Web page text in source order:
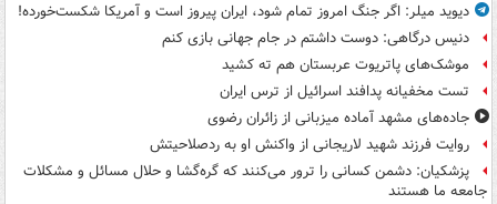
دیوید میلر: اگر جنگ امروز تمام شود، ایران پیروز است و آمریکا شکست‌خورده!
دنیس درگاهی: دوست داشتم در جام جهانی بازی کنم
موشک‌های پاتریوت عربستان هم ته‌ کشید
تست مخفیانه پدافند اسرائیل از ترس ایران
جاده‌های مشهد آماده میزبانی از زائران رضوی
روایت فرزند شهید لاریجانی از واکنش او به ردصلاحیتش
پزشکیان: دشمن کسانی را ترور می‌کنند که گره‌گشا و حلال مسائل و مشکلات
جامعه ما هستند